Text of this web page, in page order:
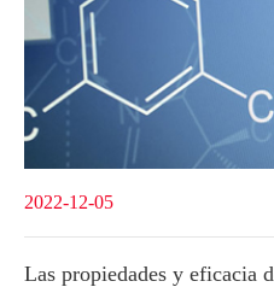
2022-12-05
Las propiedades y eficacia